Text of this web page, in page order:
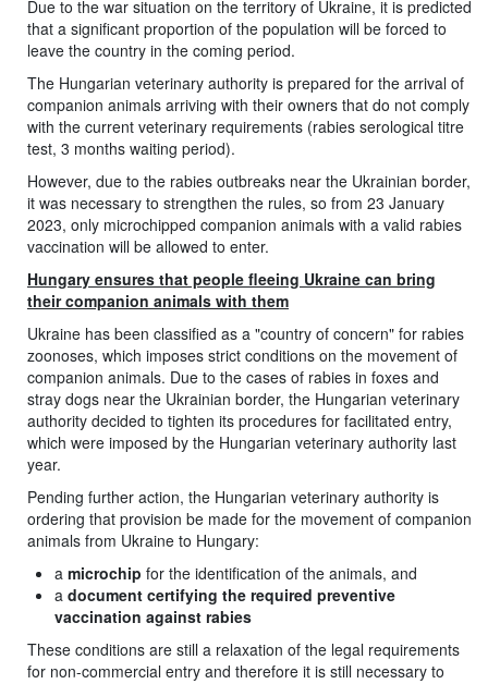
Due to the war situation on the territory of Ukraine, it is predicted
that a significant proportion of the population will be forced to
leave the country in the coming period.
The Hungarian veterinary authority is prepared for the arrival of
companion animals arriving with their owners that do not comply
with the current veterinary requirements (rabies serological titre
test, 3 months waiting period).
However, due to the rabies outbreaks near the Ukrainian border,
it was necessary to strengthen the rules, so from 23 January
2023, only microchipped companion animals with a valid rabies
vaccination will be allowed to enter.
Hungary ensures that people fleeing Ukraine can bring
their companion animals with them
Ukraine has been classified as a "country of concern" for rabies
zoonoses, which imposes strict conditions on the movement of
companion animals. Due to the cases of rabies in foxes and
stray dogs near the Ukrainian border, the Hungarian veterinary
authority decided to tighten its procedures for facilitated entry,
which were imposed by the Hungarian veterinary authority last
year.
Pending further action, the Hungarian veterinary authority is
ordering that provision be made for the movement of companion
animals from Ukraine to Hungary:
a microchip for the identification of the animals, and
a document certifying the required preventive
vaccination against rabies
These conditions are still a relaxation of the legal requirements
for non-commercial entry and therefore it is still necessary to